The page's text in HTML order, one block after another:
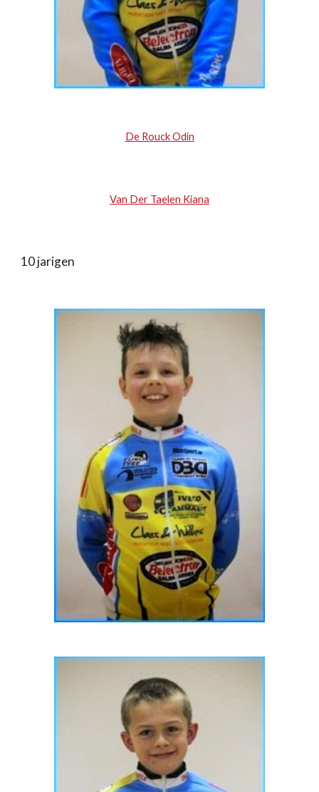
De Rouck Odin
Van Der Taelen Kiana
10 jarigen